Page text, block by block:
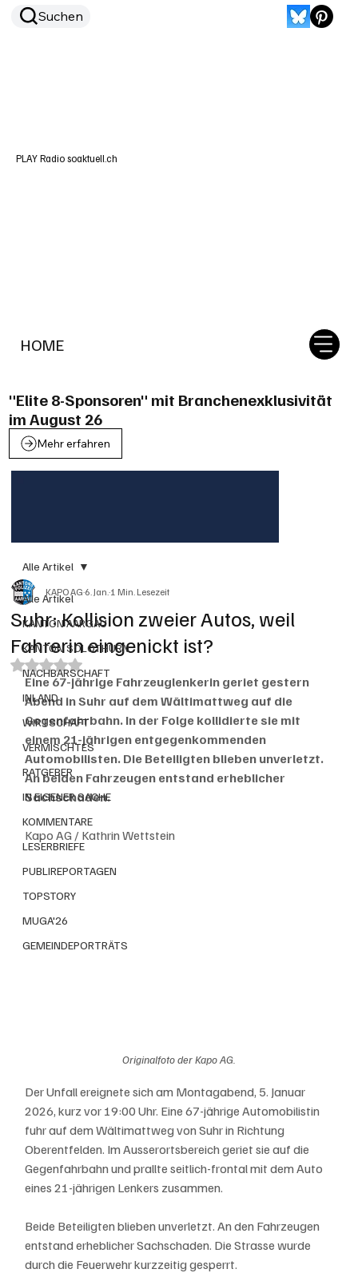
HOME
Suchen
PLAY Radio soaktuell.ch
"Elite 8-Sponsoren" mit Branchenexklusivität
im August 26
Mehr erfahren
Alle Artikel
KANTON AARGAU
KANTON SOLOTHURN
NACHBARSCHAFT
INLAND
WIRTSCHAFT
VERMISCHTES
RATGEBER
IN EIGENER SACHE
KOMMENTARE
LESERBRIEFE
PUBLIREPORTAGEN
TOPSTORY
MUGA'26
GEMEINDEPORTRÄTS
Alle Artikel
Suhr: Kollision zweier Autos, weil
Fahrerin eingenickt ist?
KAPO AG6. Jan.1 Min. Lesezeit
Mit NaN von 5 Sternen bewertet.
Eine 67-jährige Fahrzeuglenkerin geriet gestern
Abend in Suhr auf dem Wältimattweg auf die
Gegenfahrbahn. In der Folge kollidierte sie mit
einem 21-jährigen entgegenkommenden
Automobilisten. Die Beteiligten blieben unverletzt.
An beiden Fahrzeugen entstand erheblicher
Sachschaden.
Kapo AG / Kathrin Wettstein
Originalfoto der Kapo AG.
Der Unfall ereignete sich am Montagabend, 5. Januar
2026, kurz vor 19:00 Uhr. Eine 67-jährige Automobilistin
fuhr auf dem Wältimattweg von Suhr in Richtung
Oberentfelden. Im Ausserortsbereich geriet sie auf die
Gegenfahrbahn und prallte seitlich-frontal mit dem Auto
eines 21-jährigen Lenkers zusammen.
Beide Beteiligten blieben unverletzt. An den Fahrzeugen
entstand erheblicher Sachschaden. Die Strasse wurde
durch die Feuerwehr kurzzeitig gesperrt.